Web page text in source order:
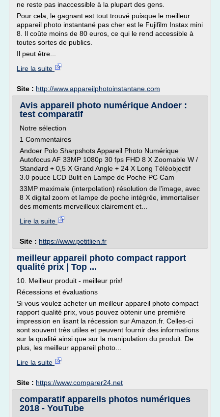
ne reste pas inaccessible à la plupart des gens.
Pour cela, le gagnant est tout trouvé puisque le meilleur
appareil photo instantané pas cher est le Fujifilm Instax mini
8. Il coûte moins de 80 euros, ce qui le rend accessible à
toutes sortes de publics.
Il peut être...
Lire la suite
Site : http://www.appareilphotoinstantane.com
Avis appareil photo numérique Andoer :
test comparatif
Notre sélection
1 Commentaires
Andoer Polo Sharpshots Appareil Photo Numérique
Autofocus AF 33MP 1080p 30 fps FHD 8 X Zoomable W /
Standard + 0,5 X Grand Angle + 24 X Long Téléobjectif
3.0 pouce LCD Bulit en Lampe de Poche PC Cam
33MP maximale (interpolation) résolution de l'image, avec
8 X digital zoom et lampe de poche intégrée, immortaliser
des moments merveilleux clairement et...
Lire la suite
Site : https://www.petitlien.fr
meilleur appareil photo compact rapport
qualité prix | Top ...
10. Meilleur produit - meilleur prix!
Récessions et évaluations
Si vous voulez acheter un meilleur appareil photo compact
rapport qualité prix, vous pouvez obtenir une première
impression en lisant la récession sur Amazon.fr. Celles-ci
sont souvent très utiles et peuvent fournir des informations
sur la qualité ainsi que sur la manipulation du produit. De
plus, les meilleur appareil photo...
Lire la suite
Site : https://www.comparer24.net
comparatif appareils photos numériques
2018 - YouTube